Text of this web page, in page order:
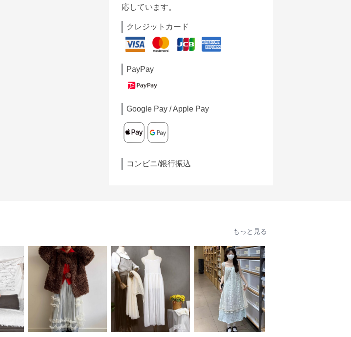
応しています。
クレジットカード
PayPay
Google Pay / Apple Pay
コンビニ/銀行振込
もっと見る